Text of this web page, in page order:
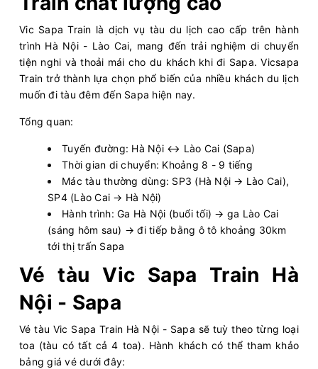
Vic Sapa Train là dịch vụ tàu du lịch cao cấp trên hành
trình Hà Nội - Lào Cai, mang đến trải nghiệm di chuyển
tiện nghi và thoải mái cho du khách khi đi Sapa. Vicsapa
Train trở thành lựa chọn phổ biến của nhiều khách du lịch
muốn đi tàu đêm đến Sapa hiện nay.
Tổng quan:
Tuyến đường: Hà Nội ↔ Lào Cai (Sapa)
Thời gian di chuyển: Khoảng 8 - 9 tiếng
Mác tàu thường dùng: SP3 (Hà Nội → Lào Cai),
SP4 (Lào Cai → Hà Nội)
Hành trình: Ga Hà Nội (buổi tối) → ga Lào Cai
(sáng hôm sau) → đi tiếp bằng ô tô khoảng 30km
tới thị trấn Sapa
Vé tàu Vic Sapa Train Hà
Nội - Sapa
Vé tàu Vic Sapa Train Hà Nội - Sapa sẽ tuỳ theo từng loại
toa (tàu có tất cả 4 toa). Hành khách có thể tham khảo
bảng giá vé dưới đây: